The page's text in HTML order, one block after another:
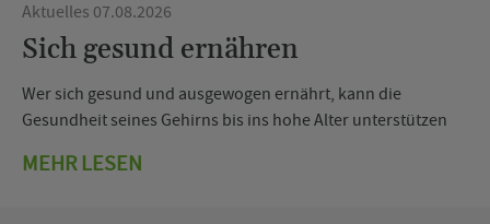
Aktuelles 07.08.2026
Sich gesund ernähren
Wer sich gesund und ausgewogen ernährt, kann die
Gesundheit seines Gehirns bis ins hohe Alter unterstützen
MEHR LESEN